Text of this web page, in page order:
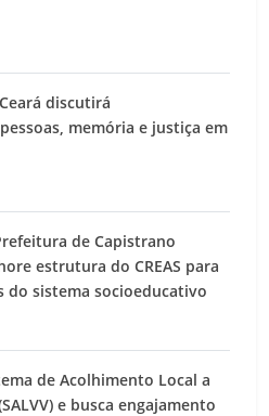
discutirá
memória e justiça em
de Capistrano
estrutura do CREAS para
do sistema socioeducativo
de Acolhimento Local a
e busca engajamento